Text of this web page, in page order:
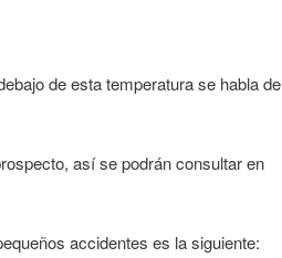
de esta temperatura se habla de
así se podrán consultar en
accidentes es la siguiente: